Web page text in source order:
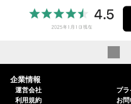
企業情報
運営会社
利用規約
プ
お